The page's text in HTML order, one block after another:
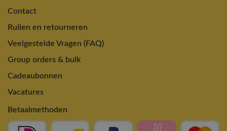
Contact
Ruilen en retourneren
Veelgestelde Vragen (FAQ)
Group orders & bulk
Cadeaubonnen
Vacatures
Betaalmethoden